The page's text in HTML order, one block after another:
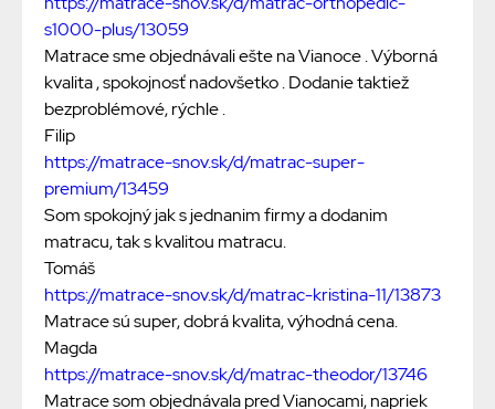
s1000-plus/13059
Matrace sme objednávali ešte na Vianoce . Výborná
kvalita , spokojnosť nadovšetko . Dodanie taktiež
bezproblémové, rýchle .
Filip
https://matrace-snov.sk/d/matrac-super-
premium/13459
Som spokojný jak s jednanim firmy a dodanim
matracu, tak s kvalitou matracu.
Tomáš
https://matrace-snov.sk/d/matrac-kristina-11/13873
Matrace sú super, dobrá kvalita, výhodná cena.
Magda
https://matrace-snov.sk/d/matrac-theodor/13746
Matrace som objednávala pred Vianocami, napriek